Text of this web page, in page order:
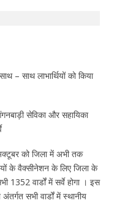
साथ लाभार्थियों को किया
सेविका और सहायिका
को जिला में अभी तक
के वैक्सीनेशन के लिए जिला के
1352 वार्डों में सर्वे होगा । इस
सभी वार्डों में स्थानीय